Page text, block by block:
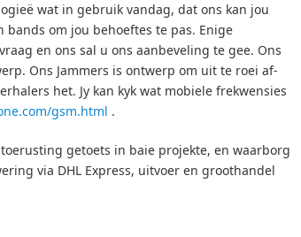
wat in gebruik vandag, dat ons kan jou
bands om jou behoeftes te pas. Enige
en ons sal u ons aanbeveling te gee. Ons
Ons Jammers is ontwerp om uit te roei af-
het. Jy kan kyk wat mobiele frekwensies
gsm.html .
getoets in baie projekte, en waarborg
via DHL Express, uitvoer en groothandel